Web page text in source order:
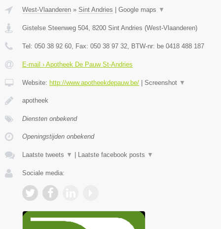
West-Vlaanderen » Sint Andries | Google maps ▼
Gistelse Steenweg 504 8200 Sint Andries (West-Vlaanderen)
Tel: 050 38 92 60 , Fax: 050 38 97 32 , BTW-nr: be 0418 488 187
E-mail › Apotheek De Pauw St-Andries
Website: http://www.apotheekdepauw.be/ | Screenshot ▼
apotheek
Diensten onbekend
Openingstijden onbekend
Laatste tweets ▼ | Laatste facebook posts ▼
Sociale media: